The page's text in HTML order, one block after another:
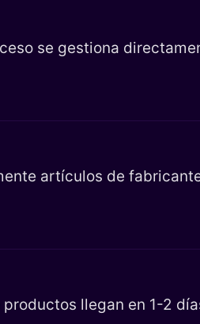
se gestiona
artículos de
llegan en 1-2